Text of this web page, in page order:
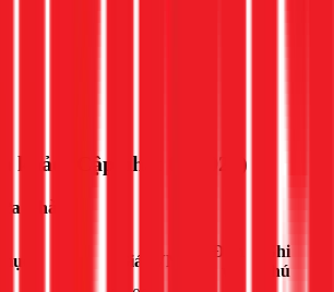
khảo (Cập nhật 03/2026)
nhà
Giá (VNĐ)
Đơn
Ghi
chú